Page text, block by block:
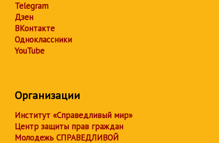
Telegram
Дзен
ВКонтакте
Одноклассники
YouTube
Организации
Институт «Справедливый мир»
Центр защиты прав граждан
Молодежь СПРАВЕДЛИВОЙ